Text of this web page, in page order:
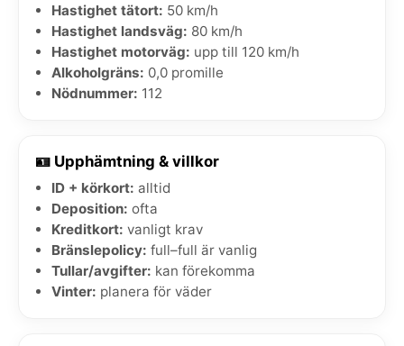
Hastighet tätort: 50 km/h
Hastighet landsväg: 80 km/h
Hastighet motorväg: upp till 120 km/h
Alkoholgräns: 0,0 promille
Nödnummer: 112
🪪 Upphämtning & villkor
ID + körkort: alltid
Deposition: ofta
Kreditkort: vanligt krav
Bränslepolicy: full–full är vanlig
Tullar/avgifter: kan förekomma
Vinter: planera för väder